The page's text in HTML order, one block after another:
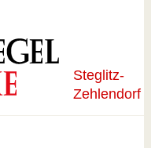
Steglitz-
Zehlendorf